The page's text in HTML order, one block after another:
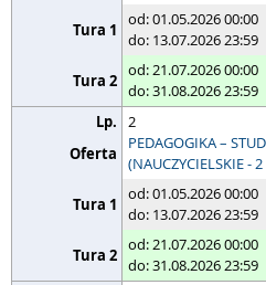
od: 01.05.2026 00:00
do: 13.07.2026 23:59
od: 21.07.2026 00:00
do: 31.08.2026 23:59
2
PEDAGOGIKA –
(NAUCZYCIELSKIE -
od: 01.05.2026 00:00
do: 13.07.2026 23:59
od: 21.07.2026 00:00
do: 31.08.2026 23:59